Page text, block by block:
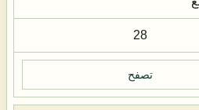
28
تصفح